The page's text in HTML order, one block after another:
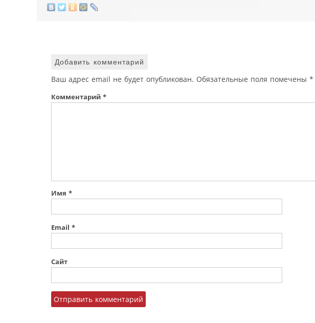
Добавить комментарий
Ваш адрес email не будет опубликован. Обязательные поля помечены *
Комментарий *
Имя *
Email *
Сайт